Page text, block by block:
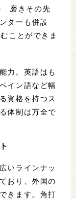
磨きその先
ターも併設
ことができま
力。英語はも
イン語など幅
資格を持つス
体制は万全で
いラインナッ
おり、外国の
きます。角打